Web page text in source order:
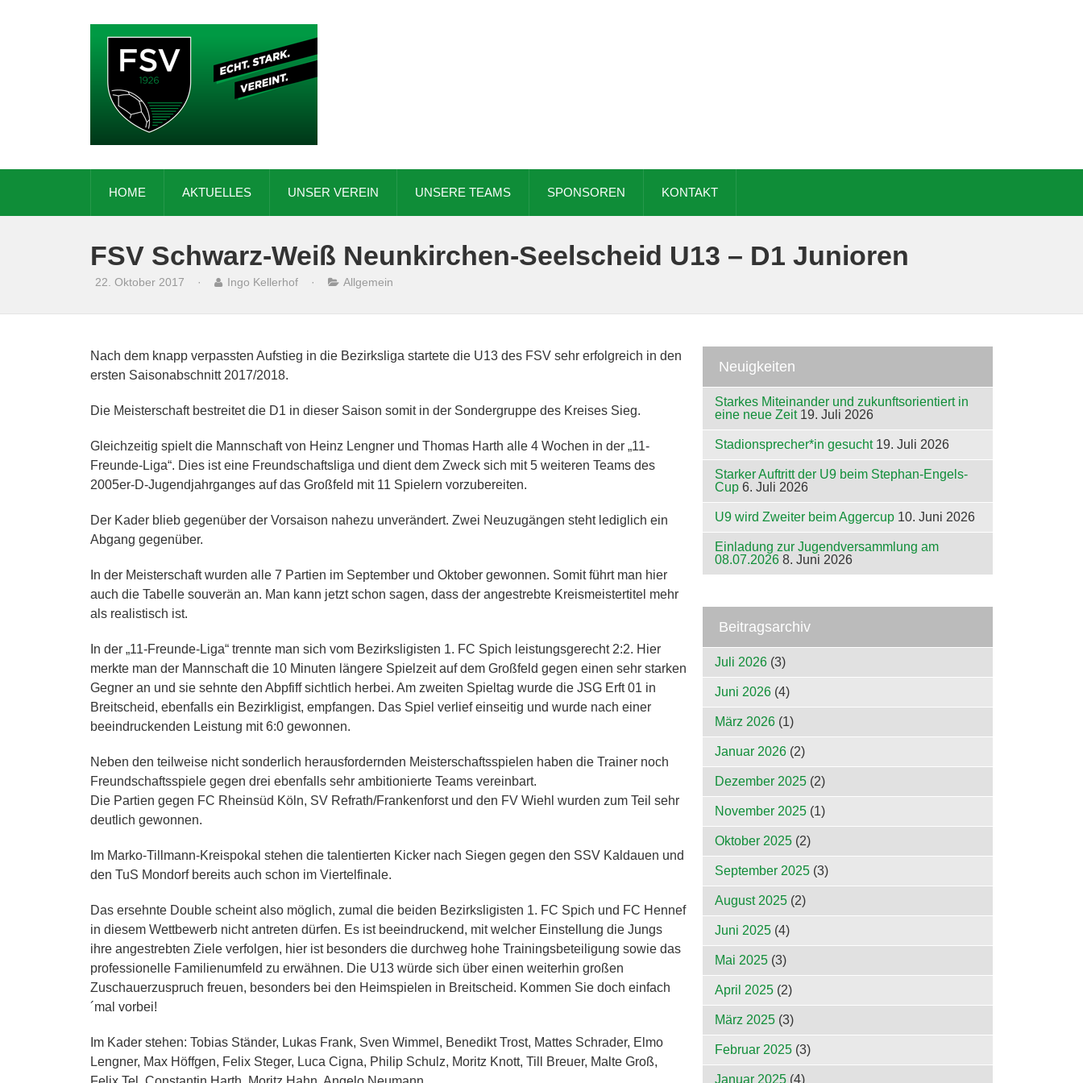
HOME AKTUELLES UNSER VEREIN UNSERE TEAMS SPONSOREN KONTAKT
FSV Schwarz-Weiß Neunkirchen-Seelscheid U13 – D1 Junioren
22. Oktober 2017 · Ingo Kellerhof · Allgemein
Nach dem knapp verpassten Aufstieg in die Bezirksliga startete die U13 des FSV sehr erfolgreich in den
ersten Saisonabschnitt 2017/2018.
Die Meisterschaft bestreitet die D1 in dieser Saison somit in der Sondergruppe des Kreises Sieg.
Gleichzeitig spielt die Mannschaft von Heinz Lengner und Thomas Harth alle 4 Wochen in der „11-
Freunde-Liga“. Dies ist eine Freundschaftsliga und dient dem Zweck sich mit 5 weiteren Teams des
2005er-D-Jugendjahrganges auf das Großfeld mit 11 Spielern vorzubereiten.
Der Kader blieb gegenüber der Vorsaison nahezu unverändert. Zwei Neuzugängen steht lediglich ein
Abgang gegenüber.
In der Meisterschaft wurden alle 7 Partien im September und Oktober gewonnen. Somit führt man hier
auch die Tabelle souverän an. Man kann jetzt schon sagen, dass der angestrebte Kreismeistertitel mehr
als realistisch ist.
In der „11-Freunde-Liga“ trennte man sich vom Bezirksligisten 1. FC Spich leistungsgerecht 2:2. Hier
merkte man der Mannschaft die 10 Minuten längere Spielzeit auf dem Großfeld gegen einen sehr starken
Gegner an und sie sehnte den Abpfiff sichtlich herbei. Am zweiten Spieltag wurde die JSG Erft 01 in
Breitscheid, ebenfalls ein Bezirkligist, empfangen. Das Spiel verlief einseitig und wurde nach einer
beeindruckenden Leistung mit 6:0 gewonnen.
Neben den teilweise nicht sonderlich herausfordernden Meisterschaftsspielen haben die Trainer noch
Freundschaftsspiele gegen drei ebenfalls sehr ambitionierte Teams vereinbart.
Die Partien gegen FC Rheinsüd Köln, SV Refrath/Frankenforst und den FV Wiehl wurden zum Teil sehr
deutlich gewonnen.
Im Marko-Tillmann-Kreispokal stehen die talentierten Kicker nach Siegen gegen den SSV Kaldauen und
den TuS Mondorf bereits auch schon im Viertelfinale.
Das ersehnte Double scheint also möglich, zumal die beiden Bezirksligisten 1. FC Spich und FC Hennef
in diesem Wettbewerb nicht antreten dürfen. Es ist beeindruckend, mit welcher Einstellung die Jungs
ihre angestrebten Ziele verfolgen, hier ist besonders die durchweg hohe Trainingsbeteiligung sowie das
professionelle Familienumfeld zu erwähnen. Die U13 würde sich über einen weiterhin großen
Zuschauerzuspruch freuen, besonders bei den Heimspielen in Breitscheid. Kommen Sie doch einfach
´mal vorbei!
Im Kader stehen: Tobias Ständer, Lukas Frank, Sven Wimmel, Benedikt Trost, Mattes Schrader, Elmo
Lengner, Max Höffgen, Felix Steger, Luca Cigna, Philip Schulz, Moritz Knott, Till Breuer, Malte Groß,
Neuigkeiten
Starkes Miteinander und zukunftsorientiert in
eine neue Zeit 19. Juli 2026
Stadionsprecher*in gesucht 19. Juli 2026
Starker Auftritt der U9 beim Stephan-Engels-
Cup 6. Juli 2026
U9 wird Zweiter beim Aggercup 10. Juni 2026
Einladung zur Jugendversammlung am
08.07.2026 8. Juni 2026
Beitragsarchiv
Juli 2026 (3)
Juni 2026 (4)
März 2026 (1)
Januar 2026 (2)
Dezember 2025 (2)
November 2025 (1)
Oktober 2025 (2)
September 2025 (3)
August 2025 (2)
Juni 2025 (4)
Mai 2025 (3)
April 2025 (2)
März 2025 (3)
Februar 2025 (3)
Januar 2025 (4)